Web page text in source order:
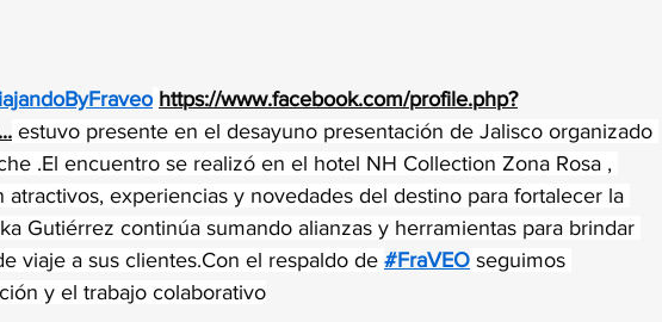
https://www.facebook.com/profile.php?
... estuvo presente en el desayuno presentación de Jalisco organizado
.El encuentro se realizó en el hotel NH Collection Zona Rosa ,
experiencias y novedades del destino para fortalecer la
Gutiérrez continúa sumando alianzas y herramientas para brindar
viaje a sus clientes.Con el respaldo de #FraVEO seguimos
y el trabajo colaborativo